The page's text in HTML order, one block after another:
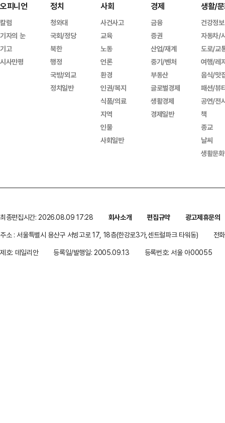
오피니언
칼럼
기자의 눈
기고
시사만평
정치
청와대
국회/정당
북한
행정
국방/외교
정치일반
사회
사건사고
교육
노동
언론
환경
인권/복지
식품/의료
지역
인물
사회일반
경제
금융
증권
산업/재계
중기/벤처
부동산
글로벌경제
생활경제
경제일반
생활/
건강정보
자동차/
도로/교
여행/레
음식/맛
패션/뷰
공연/전
책
종교
날씨
생활문
최종편집시간: 2026.08.09 17:28 회사소개 편집규약
광고제휴문의
주소 : 서울특별시 용산구 서빙고로 17, 18층(한강로3가,센트럴파크 타워동)
전
제호: 데일리안
등록일/발행일: 2005.09.13 등록번호: 서울 아00055